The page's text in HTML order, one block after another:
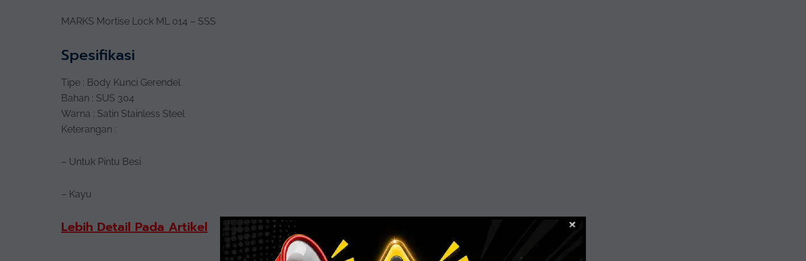
MARKS Mortise Lock ML 014 – SSS
Spesifikasi
Tipe : Body Kunci Gerendel
Bahan : SUS 304
Warna : Satin Stainless Steel
Keterangan :
– Untuk Pintu Besi
– Kayu
Lebih Detail Pada Artikel